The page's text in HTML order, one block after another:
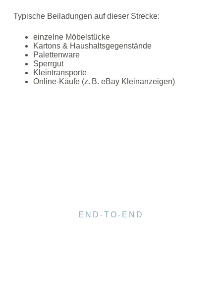
Typische Beiladungen auf dieser Strecke:
einzelne Möbelstücke
Kartons & Haushaltsgegenstände
Palettenware
Sperrgut
Kleintransporte
Online‑Käufe (z. B. eBay Kleinanzeigen)
END-TO-END